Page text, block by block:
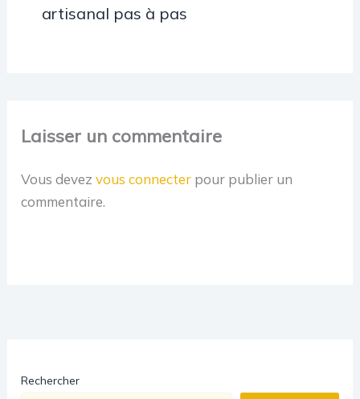
artisanal pas à pas
Laisser un commentaire
Vous devezvous connecter pour publier un
commentaire.
Rechercher